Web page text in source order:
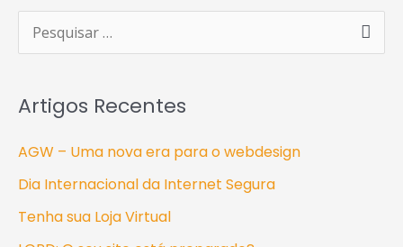
u
i
s
Artigos Recentes
AGW – Uma nova era para o webdesign
Dia Internacional da Internet Segura
Tenha sua Loja Virtual